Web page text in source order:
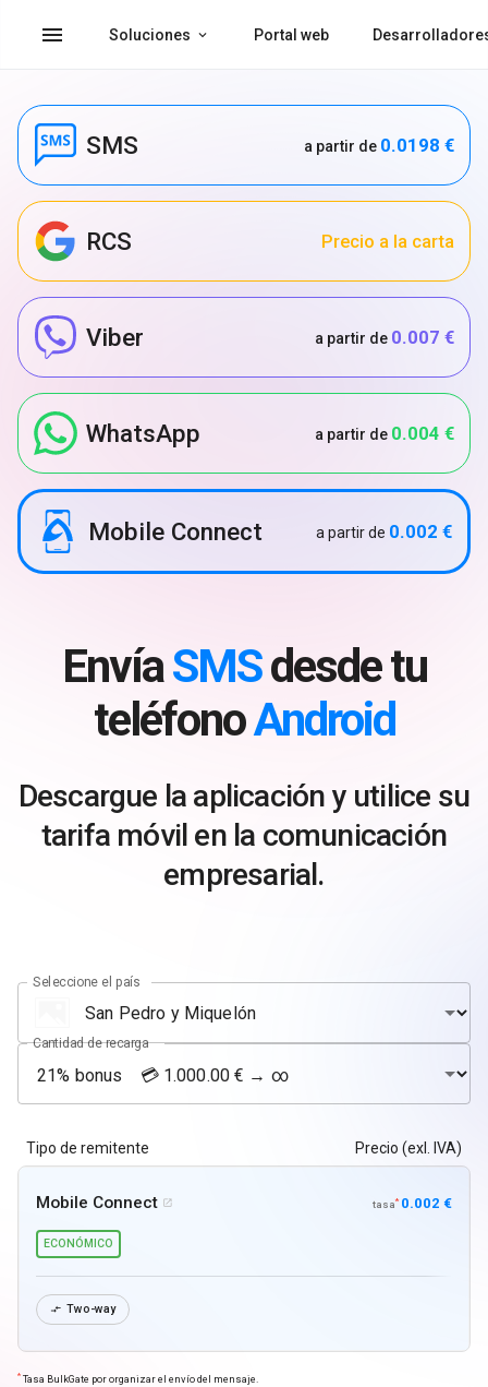
menu Soluciones Portal web
SMS a partir de 0.0198 €
RCS Precio a la carta
Viber a partir de 0.007 €
WhatsApp a partir de 0.004 €
Mobile Connect a partir de 0.002 €
EnvíaSMSdesde tu
teléfonoAndroid
Descargue la aplicación y utilice su
tarifa móvil en la comunicación
empresarial.
Seleccione el país
Cantidad de recarga
Tipo de remitente Precio (exl. IVA)
Mobile Connect  tasa* 0.002 €
ECONÓMICO
 Two-way
* Tasa BulkGate por organizar el envío del mensaje.